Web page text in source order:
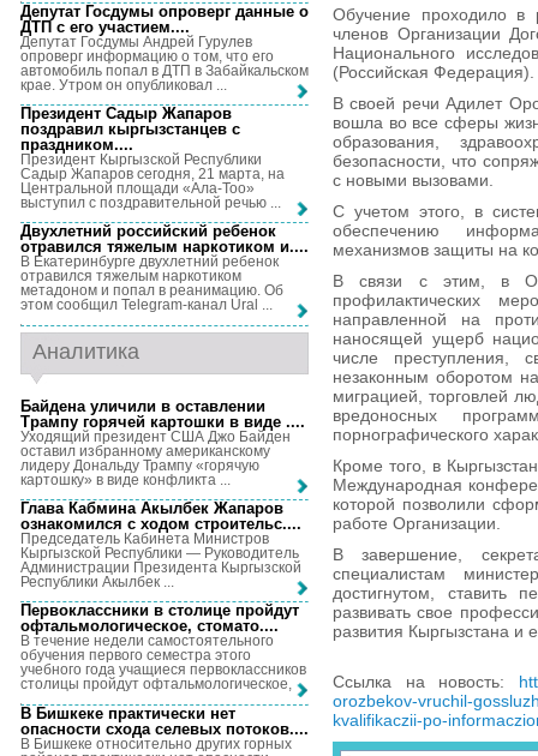
Обучение проходило в
членов Организации
Национального
(Российская Федерация).
В своей речи Адилет
вошла во все сферы
образования,
безопасности, что
с новыми вызовами.
С учетом этого, в
обеспечению
механизмов защиты на
В связи с этим, в
профилактических
направленной на
наносящей ущерб
числе преступления,
незаконным оборотом
миграцией, торговлей
вредоносных
порнографического
Кроме того, в
Международная
которой позволили
работе Организации.
В завершение,
специалистам
достигнутом, ставить
развивать свое
развития Кыргызстана и
Ссылка на новость:
orozbekov-vruchil-
kvalifikaczii-po-
Депутат Госдумы опроверг данные о
ДТП с его участием....
Депутат Госдумы Андрей Гурулев
опроверг информацию о том, что его
автомобиль попал в ДТП в Забайкальском
крае. Утром он опубликовал ...
Президент Садыр Жапаров
поздравил кыргызстанцев с
праздником....
Президент Кыргызской Республики
Садыр Жапаров сегодня, 21 марта, на
Центральной площади «Ала-Тоо»
выступил с поздравительной речью ...
Двухлетний российский ребенок
отравился тяжелым наркотиком и....
В Екатеринбурге двухлетний ребенок
отравился тяжелым наркотиком
метадоном и попал в реанимацию. Об
этом сообщил Telegram-канал Ural ...
Аналитика
Байдена уличили в оставлении
Трампу горячей картошки в виде ....
Уходящий президент США Джо Байден
оставил избранному американскому
лидеру Дональду Трампу «горячую
картошку» в виде конфликта ...
Глава Кабмина Акылбек Жапаров
ознакомился с ходом строительс....
Председатель Кабинета Министров
Кыргызской Республики — Руководитель
Администрации Президента Кыргызской
Республики Акылбек ...
Первоклассники в столице пройдут
офтальмологическое, стомато....
В течение недели самостоятельного
обучения первого семестра этого
учебного года учащиеся первоклассников
столицы пройдут офтальмологическое, ...
В Бишкеке практически нет
опасности схода селевых потоков....
В Бишкеке относительно других горных